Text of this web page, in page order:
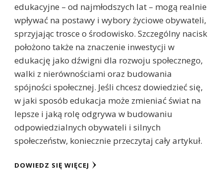
edukacyjne – od najmłodszych lat – mogą realnie
wpływać na postawy i wybory życiowe obywateli,
sprzyjając trosce o środowisko. Szczególny nacisk
położono także na znaczenie inwestycji w
edukację jako dźwigni dla rozwoju społecznego,
walki z nierównościami oraz budowania
spójności społecznej. Jeśli chcesz dowiedzieć się,
w jaki sposób edukacja może zmieniać świat na
lepsze i jaką rolę odgrywa w budowaniu
odpowiedzialnych obywateli i silnych
społeczeństw, koniecznie przeczytaj cały artykuł.
DOWIEDZ SIĘ WIĘCEJ